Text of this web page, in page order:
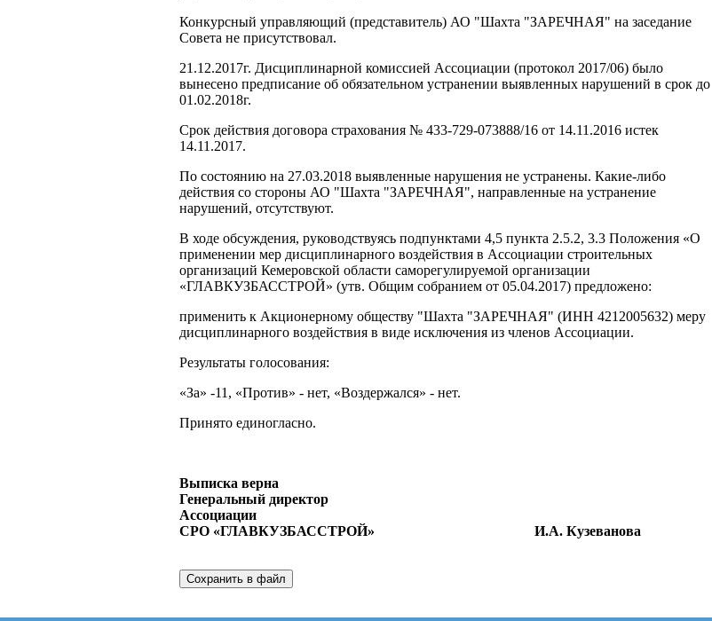
Конкурсный управляющий (представитель) АО "Шахта "ЗАРЕЧНАЯ" на заседание
Совета не присутствовал.
21.12.2017г. Дисциплинарной комиссией Ассоциации (протокол 2017/06) было
вынесено предписание об обязательном устранении выявленных нарушений в срок до
01.02.2018г.
Срок действия договора страхования № 433-729-073888/16 от 14.11.2016 истек
14.11.2017.
По состоянию на 27.03.2018 выявленные нарушения не устранены. Какие-либо
действия со стороны АО "Шахта "ЗАРЕЧНАЯ", направленные на устранение
нарушений, отсутствуют.
В ходе обсуждения, руководствуясь подпунктами 4,5 пункта 2.5.2, 3.3 Положения «О
применении мер дисциплинарного воздействия в Ассоциации строительных
организаций Кемеровской области саморегулируемой организации
«ГЛАВКУЗБАССТРОЙ» (утв. Общим собранием от 05.04.2017) предложено:
применить к Акционерному обществу "Шахта "ЗАРЕЧНАЯ" (ИНН 4212005632) меру
дисциплинарного воздействия в виде исключения из членов Ассоциации.
Результаты голосования:
«За» -11, «Против» - нет, «Воздержался» - нет.
Принято единогласно.
Выписка верна
Генеральный директор
Ассоциации
СРО «ГЛАВКУЗБАССТРОЙ» И.А. Кузеванова